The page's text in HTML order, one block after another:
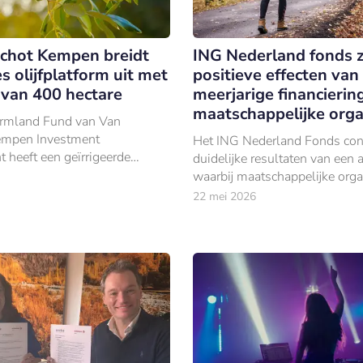
Kempen breidt
olijfplatform uit met
400 hectare
Fund van Van
Investment
heeft een geïrrigeerde
van circa 400 hectare
ING Nederland fonds
positieve effecten van
meerjarige
maatschappelijke
Het ING Nederland Fonds
duidelijke resultaten van een
waarbij maatschappelijke
meerjarig en structureel worden
22 mei 2026